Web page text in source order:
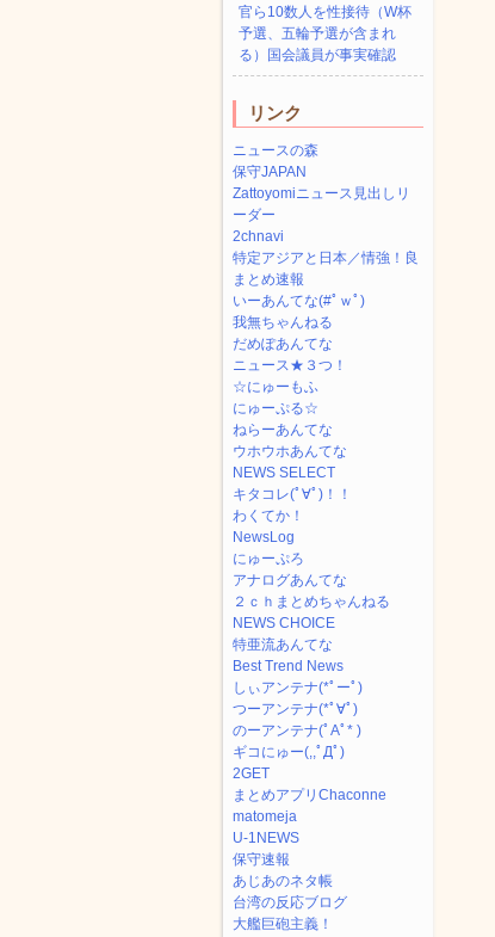
官ら10数人を性接待（W杯
予選、五輪予選が含まれ
る）国会議員が事実確認
リンク
ニュースの森
保守JAPAN
Zattoyomiニュース見出しリ
ーダー
2chnavi
特定アジアと日本／情強！良
まとめ速報
いーあんてな(#ﾟｗﾟ)
我無ちゃんねる
だめぽあんてな
ニュース★３つ！
☆にゅーもふ
にゅーぷる☆
ねらーあんてな
ウホウホあんてな
NEWS SELECT
キタコレ(ﾟ∀ﾟ)！！
わくてか！
NewsLog
にゅーぷろ
アナログあんてな
２ｃｈまとめちゃんねる
NEWS CHOICE
特亜流あんてな
Best Trend News
しぃアンテナ(*ﾟーﾟ)
つーアンテナ(*ﾟ∀ﾟ)
のーアンテナ(ﾟAﾟ* )
ギコにゅー(,,ﾟДﾟ)
2GET
まとめアプリChaconne
matomeja
U-1NEWS
保守速報
あじあのネタ帳
台湾の反応ブログ
大艦巨砲主義！